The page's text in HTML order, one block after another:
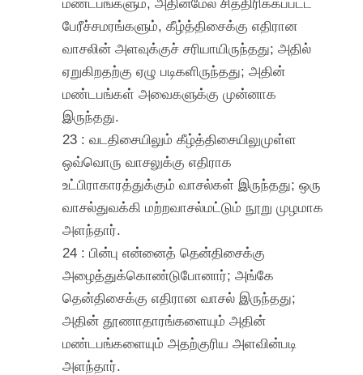
பேரீச்சமரங்களும், கீழ்த்திசைக்கு எதிரான
வாசலின் அளவுக்குச் சரியாயிருந்தது; அதில்
ஏறுகிறதற்கு ஏழு படிகளிருந்தது; அதின்
மண்டபங்கள் அவைகளுக்கு முன்னாக
இருந்தது.
23 : வடதிசையிலும் கீழ்த்திசையிலுமுள்ள
ஒவ்வொரு வாசலுக்கு எதிராக
உட்பிராகாரத்துக்கும் வாசல்கள் இருந்தது; ஒரு
வாசல்துவக்கி மற்றவாசல்மட்டும் நூறு முழமாக
அளந்தார்.
24 : பின்பு என்னைத் தென்திசைக்கு
அழைத்துக்கொண்டுபோனார்; அங்கே
தென்திசைக்கு எதிரான வாசல் இருந்தது;
அதின் தூணாதாரங்களையும் அதின்
மண்டபங்களையும் அதற்குரிய அளவின்படி
அளந்தார்.